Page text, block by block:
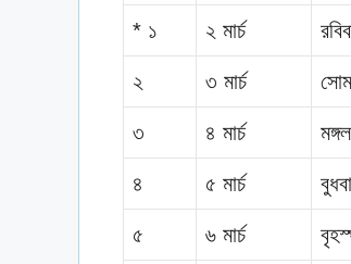
* ১ ২ মার্চ
২ ৩ মার্চ
৩ ৪ মার্চ
৪ ৫ মার্চ
৫ ৬ মার্চ